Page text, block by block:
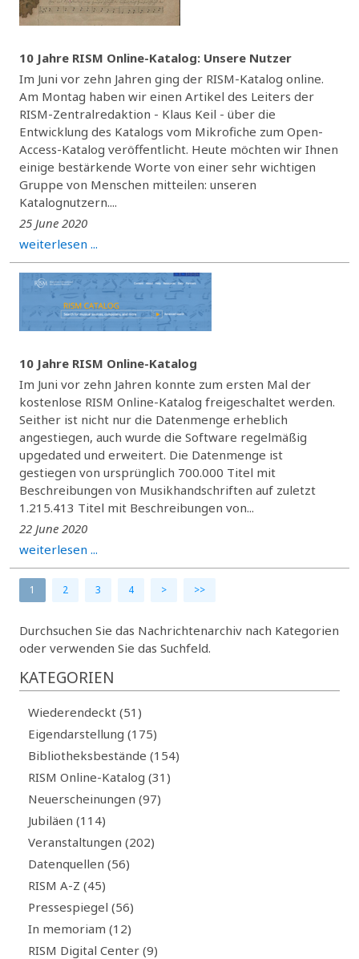
10 Jahre RISM Online-Katalog: Unsere Nutzer
Im Juni vor zehn Jahren ging der RISM-Katalog online.
Am Montag haben wir einen Artikel des Leiters der
RISM-Zentralredaktion - Klaus Keil - über die
Entwicklung des Katalogs vom Mikrofiche zum Open-
Access-Katalog veröffentlicht. Heute möchten wir Ihnen
einige bestärkende Worte von einer sehr wichtigen
Gruppe von Menschen mitteilen: unseren
Katalognutzern....
25 June 2020
weiterlesen ...
10 Jahre RISM Online-Katalog
Im Juni vor zehn Jahren konnte zum ersten Mal der
kostenlose RISM Online-Katalog freigeschaltet werden.
Seither ist nicht nur die Datenmenge erheblich
angestiegen, auch wurde die Software regelmäßig
upgedated und erweitert. Die Datenmenge ist
gestiegen von ursprünglich 700.000 Titel mit
Beschreibungen von Musikhandschriften auf zuletzt
1.215.413 Titel mit Beschreibungen von...
22 June 2020
weiterlesen ...
1 2 3 4 > >>
Durchsuchen Sie das Nachrichtenarchiv nach Kategorien
oder verwenden Sie das Suchfeld.
KATEGORIEN
Wiederendeckt (51)
Eigendarstellung (175)
Bibliotheksbestände (154)
RISM Online-Katalog (31)
Neuerscheinungen (97)
Jubiläen (114)
Veranstaltungen (202)
Datenquellen (56)
RISM A-Z (45)
Pressespiegel (56)
In memoriam (12)
RISM Digital Center (9)